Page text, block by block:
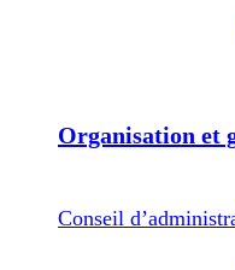
Organisation et
Conseil